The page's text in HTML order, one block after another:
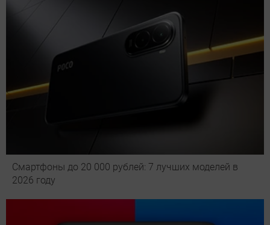
Смартфоны до 20 000 рублей: 7 лучших моделей в
2026 году